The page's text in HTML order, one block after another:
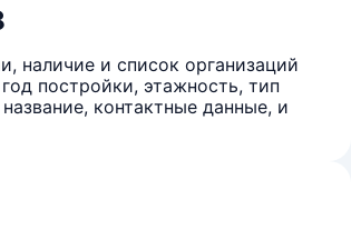
наличие и список организаций
постройки, этажность, тип
контактные данные, и